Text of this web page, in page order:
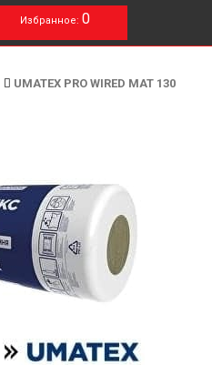
Избранное: 0
UMATEX PRO WIRED MAT 130